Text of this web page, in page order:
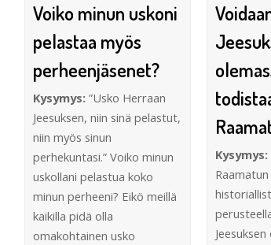
Voiko minun uskoni
pelastaa myös
perheenjäsenet?
Kysymys: ”Usko Herraan
Jeesuksen, niin sinä pelastut,
niin myös sinun
perhekuntasi.” Voiko minun
uskollani pelastua koko
minun perheeni? Eikö meillä
kaikilla pidä olla
omakohtainen usko
Kysymys: